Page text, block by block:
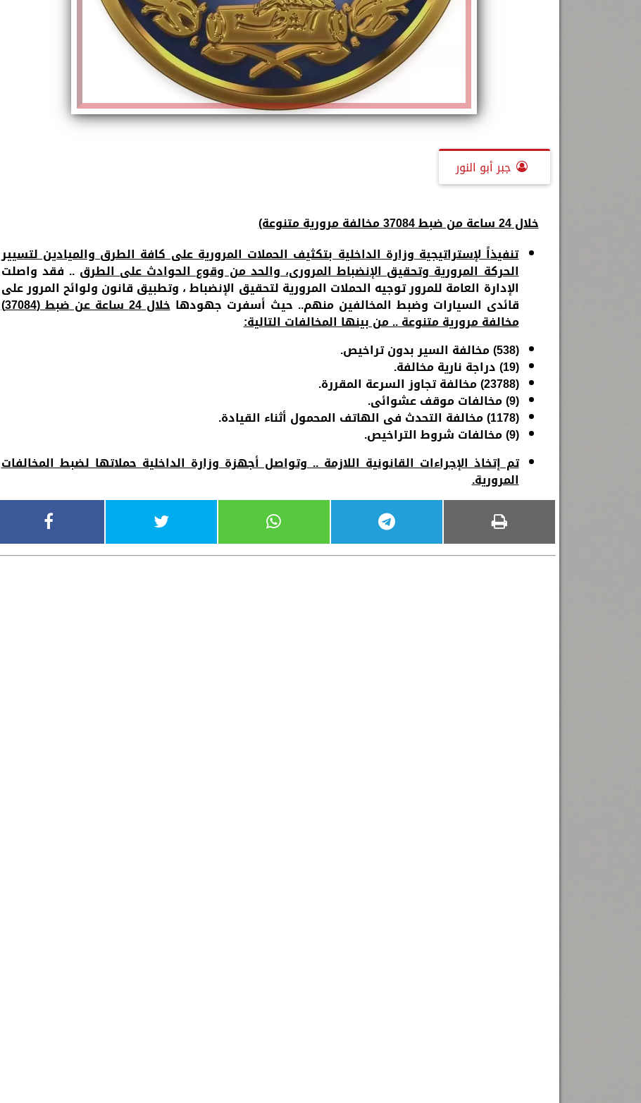
جبر أبو النور
خلال 24 ساعة من ضبط 37084مخالفة مرورية متنوعة)
تنفيذاً لإستراتيجية وزارة الداخلية بتكثيف الحملات المرورية على كافة الطرق والميادين لتسيير
الحركة المرورية وتحقيق الإنضباط المرورى، والحد من وقوع الحوادث على الطرق .. فقد واصلت
الإدارة العامة للمرور توجيه الحملات المرورية لتحقيق الإنضباط ، وتطبيق قانون ولوائح المرور على
قائدى السيارات وضبط المخالفين منهم.. حيث أسفرت جهودهاخلال 24 ساعة عن ضبط (37084
)
مخالفة مرورية متنوعة.. من بينها المخالفات التالية:
(
538
)مخالفة السير بدون تراخيص.
(19) دراجة نارية مخالفة.
(
23788) مخالفة تجاوز السرعة المقررة.
(9) مخالف اتموقف عشوائى.
(
1178) مخالفة التحدث فى الهاتف المحمول أثناء القيادة.
(9) مخالفات شروط التراخيص.
تم إتخاذ الإجراءات القانونية اللازمة .. وتواصل أجهزة وزارة الداخلية حملاتها لضبط المخالفات
المرورية.